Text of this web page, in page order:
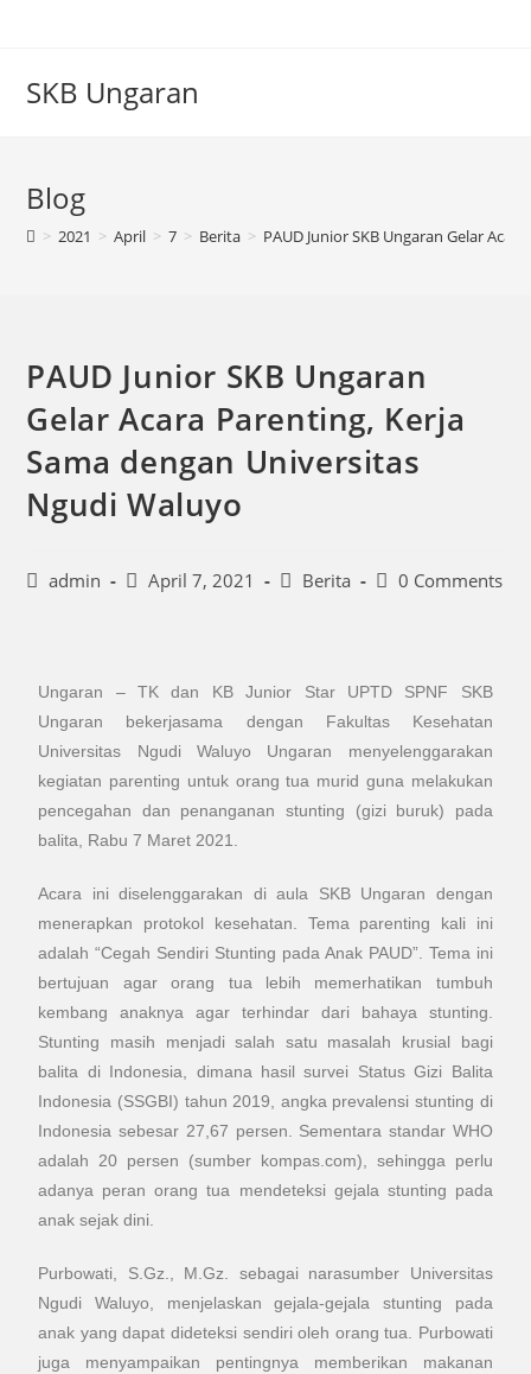
SKB Ungaran
Blog
> 2021 > April > 7 > Berita > PAUD Junior SKB Ungaran Gelar
PAUD Junior SKB Ungaran
Gelar Acara Parenting, Kerja
Sama dengan Universitas
Ngudi Waluyo
admin April 7, 2021 Berita 0 Comments
Ungaran – TK dan KB Junior Star UPTD SPNF SKB
Ungaran bekerjasama dengan Fakultas Kesehatan
Universitas Ngudi Waluyo Ungaran menyelenggarakan
kegiatan parenting untuk orang tua murid guna melakukan
pencegahan dan penanganan stunting (gizi buruk) pada
balita, Rabu 7 Maret 2021.
Acara ini diselenggarakan di aula SKB Ungaran dengan
menerapkan protokol kesehatan. Tema parenting kali ini
adalah “Cegah Sendiri Stunting pada Anak PAUD”. Tema ini
bertujuan agar orang tua lebih memerhatikan tumbuh
kembang anaknya agar terhindar dari bahaya stunting.
Stunting masih menjadi salah satu masalah krusial bagi
balita di Indonesia, dimana hasil survei Status Gizi Balita
Indonesia (SSGBI) tahun 2019, angka prevalensi stunting di
Indonesia sebesar 27,67 persen. Sementara standar WHO
adalah 20 persen (sumber kompas.com), sehingga perlu
adanya peran orang tua mendeteksi gejala stunting pada
anak sejak dini.
Purbowati, S.Gz., M.Gz. sebagai narasumber Universitas
Ngudi Waluyo, menjelaskan gejala-gejala stunting pada
anak yang dapat dideteksi sendiri oleh orang tua. Purbowati
juga menyampaikan pentingnya memberikan makanan